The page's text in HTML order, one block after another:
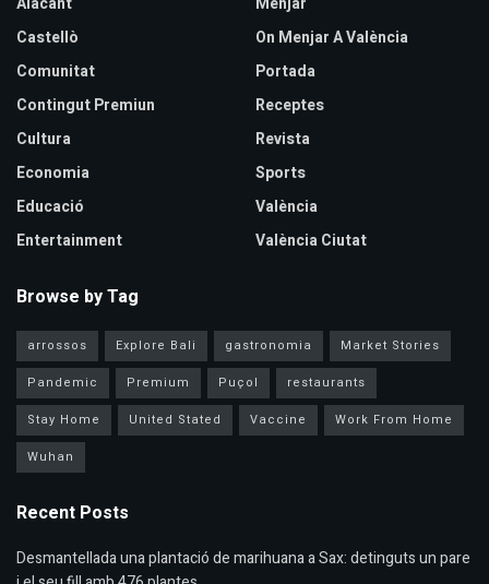
Castellò
Comunitat
Contingut Premiun
Cultura
Economia
Educació
Entertainment
On Menjar A València
Portada
Receptes
Revista
Sports
València
València Ciutat
Browse by Tag
arrossos Explore Bali gastronomia
Market Stories
Pandemic
Premium Puçol
restaurants
Stay Home
United Stated Vaccine
Work From Home
Wuhan
Recent Posts
Desmantellada una plantació de marihuana a Sax: detinguts un pare